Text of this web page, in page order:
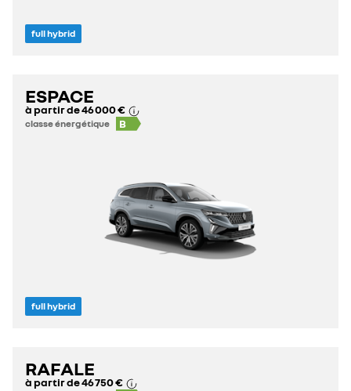
full hybrid
ESPACE
à partir de46 000 €
classe énergétique B
full hybrid
RAFALE
à partir de46 750 €